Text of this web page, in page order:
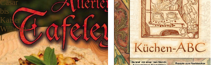
Cäsar
bis
Kaiser
Wilhelm
I.